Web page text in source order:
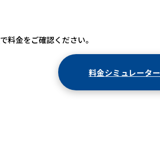
で料金をご確認ください。
料金シミュレーター